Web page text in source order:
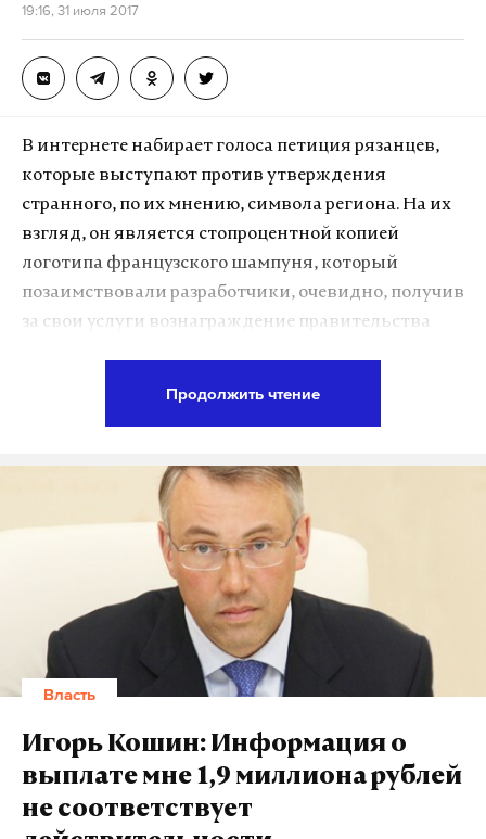
19:16, 31 июля 2017
В интернете набирает голоса петиция рязанцев,
которые выступают против утверждения
странного, по их мнению, символа региона. На их
взгляд, он является стопроцентной копией
логотипа французского шампуня, который
позаимствовали разработчики, очевидно, получив
за свои услуги вознаграждение правительства
«демография будет только улучшаться».
«Уважаемые жители Рязани и области. Я очень
горжусь своим родным городом, его историей,
культурой, традициями и выдающимися
жителями, которые прославляли нашу землю
веками. Мы действительно заслуживаем стать
частью национальной туристско-рекреационной
системы страны, но для этого нужно уметь
рассказывать о наших достоинствах», – говорится
в размещенной на портале www.change.org
петиции Марии Дерябовой.
Продолжить чтение
Власть
Игорь Кошин: Информация о
выплате мне 1,9 миллиона рублей
не соответствует